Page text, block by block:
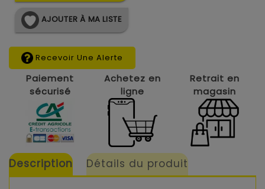
AJOUTER À MA LISTE
Recevoir Une Alerte
Paiement
sécurisé
Achetez en
ligne
Retrait en
magasin
Description Détails du produit